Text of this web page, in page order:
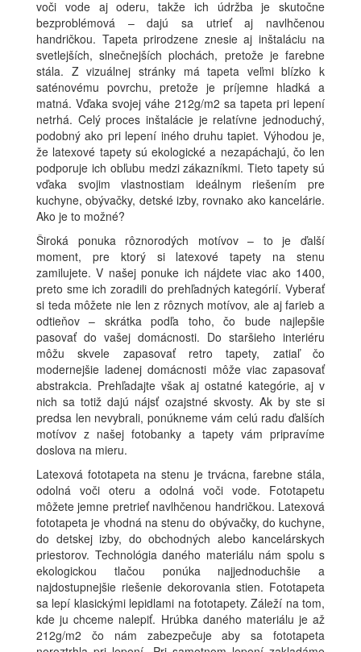
voči vode aj oderu, takže ich údržba je skutočne
bezproblémová – dajú sa utrieť aj navlhčenou
handričkou. Tapeta prirodzene znesie aj inštaláciu na
svetlejších, slnečnejších plochách, pretože je farebne
stála. Z vizuálnej stránky má tapeta veľmi blízko k
saténovému povrchu, pretože je príjemne hladká a
matná. Vďaka svojej váhe 212g/m2 sa tapeta pri lepení
netrhá. Celý proces inštalácie je relatívne jednoduchý,
podobný ako pri lepení iného druhu tapiet. Výhodou je,
že latexové tapety sú ekologické a nezapáchajú, čo len
podporuje ich obľubu medzi zákazníkmi. Tieto tapety sú
vďaka svojim vlastnostiam ideálnym riešením pre
kuchyne, obývačky, detské izby, rovnako ako kancelárie.
Ako je to možné?
Široká ponuka rôznorodých motívov – to je ďalší
moment, pre ktorý si latexové tapety na stenu
zamilujete. V našej ponuke ich nájdete viac ako 1400,
preto sme ich zoradili do prehľadných kategórií. Vyberať
si teda môžete nie len z rôznych motívov, ale aj farieb a
odtieňov – skrátka podľa toho, čo bude najlepšie
pasovať do vašej domácnosti. Do staršieho interiéru
môžu skvele zapasovať retro tapety, zatiaľ čo
modernejšie ladenej domácnosti môže viac zapasovať
abstrakcia. Prehľadajte však aj ostatné kategórie, aj v
nich sa totiž dajú nájsť ozajstné skvosty. Ak by ste si
predsa len nevybrali, ponúkneme vám celú radu ďalších
motívov z našej fotobanky a tapety vám pripravíme
doslova na mieru.
Latexová fototapeta na stenu je trvácna, farebne stála,
odolná voči oteru a odolná voči vode. Fototapetu
môžete jemne pretrieť navlhčenou handričkou. Latexová
fototapeta je vhodná na stenu do obývačky, do kuchyne,
do detskej izby, do obchodných alebo kancelárskych
priestorov. Technológia daného materiálu nám spolu s
ekologickou tlačou ponúka najjednoduchšie a
najdostupnejšie riešenie dekorovania stien. Fototapeta
sa lepí klasickými lepidlami na fototapety. Záleží na tom,
kde ju chceme nalepiť. Hrúbka daného materiálu je až
212g/m2 čo nám zabezpečuje aby sa fototapeta